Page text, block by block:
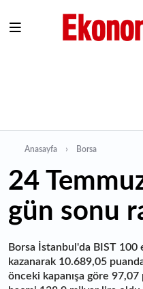
Anasayfa Borsa
24
gün sonu
Borsa İstanbul'da BIST
kazanarak 10.689,05
önceki kapanışa göre